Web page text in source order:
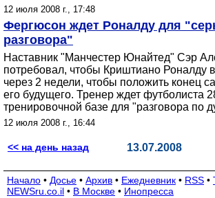
12 июля 2008 г., 17:48
Фергюсон ждет Роналду для
разговора"
Наставник "Манчестер Юнайтед" Сэр
потребовал, чтобы Криштиано Роналду
через 2 недели, чтобы положить конец
его будущего. Тренер ждет футболиста
тренировочной базе для "разговора по
12 июля 2008 г., 16:44
<< на день назад 13.07.2008
Начало • Досье • Архив • Ежедневник • RSS •
NEWSru.co.il • В Москве • Инопресса